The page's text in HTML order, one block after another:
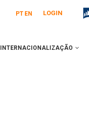
PT EN LOGIN
INTERNACIONALIZAÇÃO